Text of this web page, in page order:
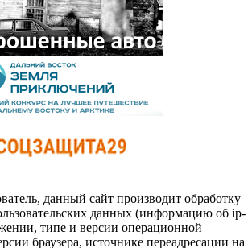
данный сайт производит обработку
данных (информацию об ip-
типе и версии операционной
браузера, источнике переадресации на